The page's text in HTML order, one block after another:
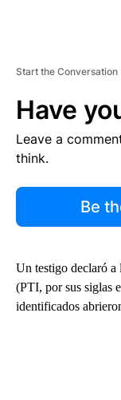
Start the Conversation
Have
Leave a
think.
Be
Un testigo declaró a
(PTI, por sus siglas
identificados